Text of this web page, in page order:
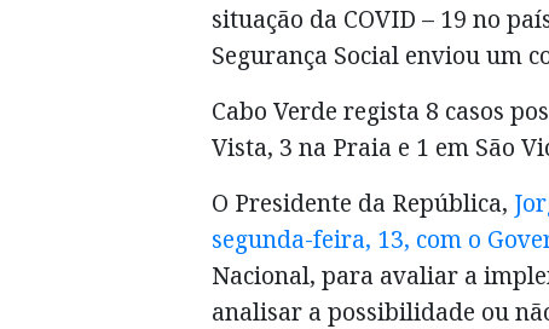
situação da COVID – 19 no
Segurança Social enviou um
Cabo Verde regista 8 casos
Vista, 3 na Praia e 1 em São
O Presidente da República,
segunda-feira, 13, com o
Nacional, para avaliar a
analisar a possibilidade ou